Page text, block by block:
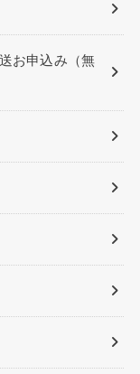
お申込み（無